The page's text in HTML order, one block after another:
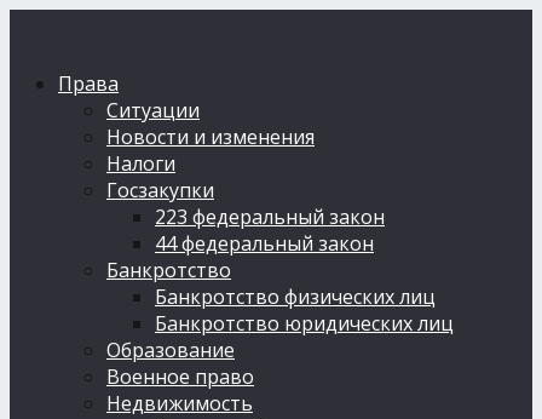
Права
Ситуации
Новости и изменения
Налоги
Госзакупки
223 федеральный закон
44 федеральный закон
Банкротство
Банкротство физических лиц
Банкротство юридических лиц
Образование
Военное право
Недвижимость